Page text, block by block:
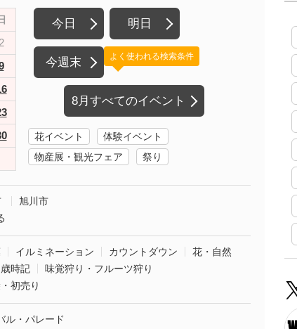
今日 明日
今週末
8月すべてのイベント
よく使われる検索条件
花イベント
体験イベント
物産展・観光フェア
祭り
旭川市
イルミネーション カウントダウン
花・自然
時記
味覚狩り・フルーツ狩り
初売り
ル・パレード